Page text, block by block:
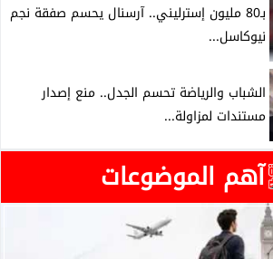
بـ80 مليون إسترليني.. آرسنال يحسم صفقة نجم
نيوكاسل...
الشباب والرياضة تحسم الجدل.. منع إصدار
مستندات لمزاولة...
آهم الموضوعات